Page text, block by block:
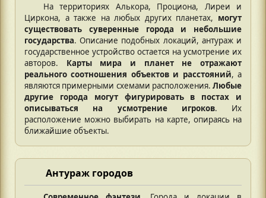
На территориях Алькора, Проциона, Лиреи и
Циркона, а также на любых других планетах, могут
существовать суверенные города и небольшие
государства. Описание подобных локаций, антураж и
государственное устройство остается на усмотрение их
авторов. Карты мира и планет не отражают
реального соотношения объектов и расстояний, а
являются примерными схемами расположения. Любые
другие города могут фигурировать в постах и
описываться на усмотрение игроков. Их
расположение можно выбирать на карте, опираясь на
ближайшие объекты.
Антураж городов